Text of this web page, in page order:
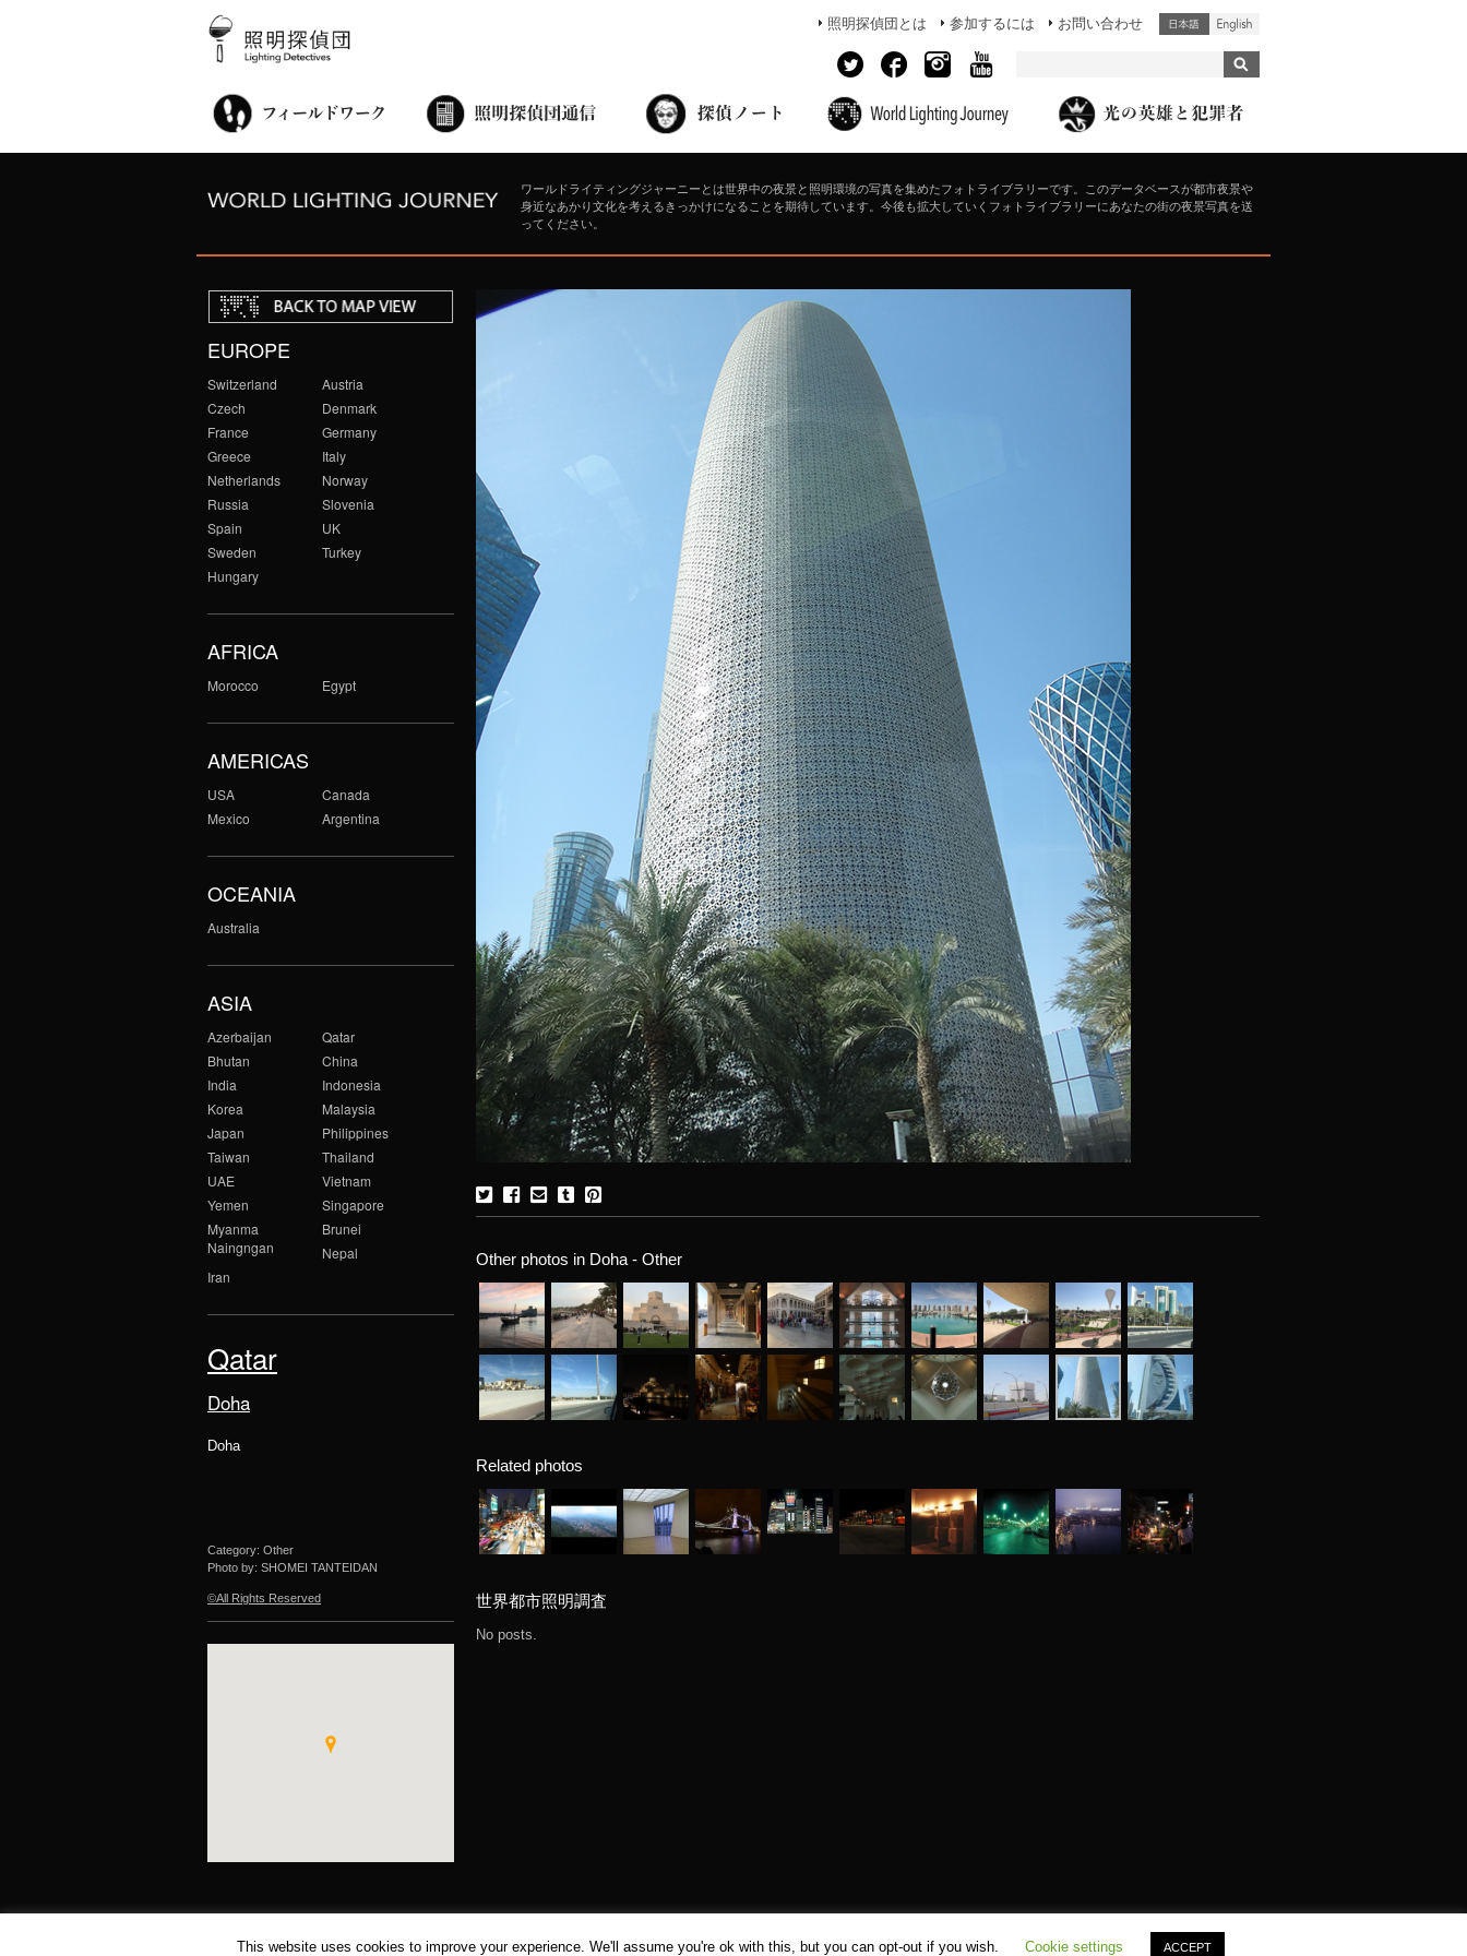
照明探偵団とは 参加するには お問い合わせ
ワールドライティングジャーニーとは世界中の夜景と照明環境の写真を集めたフォトライブラリーです。このデータベースが都市夜景や
身近なあかり文化を考えるきっかけになることを期待しています。今後も拡大していくフォトライブラリーにあなたの街の夜景写真を送
ってください。
EUROPE
Switzerland
Austria
Czech
Denmark
France
Germany
Greece
Italy
Netherlands
Norway
Russia
Slovenia
Spain
UK
Sweden
Turkey
Hungary
AFRICA
Morocco Egypt
AMERICAS
USA
Canada
Mexico
Argentina
OCEANIA
Australia
ASIA
Azerbaijan
Qatar
Bhutan
China
India
Indonesia
Korea
Malaysia
Japan
Philippines
Taiwan
Thailand
UAE
Vietnam
Yemen
Singapore
Myanma
Naingngan
Brunei
Nepal
Iran
Qatar
Doha
Doha
Category: Other
Photo by: SHOMEI TANTEIDAN
©All Rights Reserved
Other photos in Doha - Other
Related photos
世界都市照明調査
No posts.
This website uses cookies to improve your experience. We'll assume you're ok with this, but you can opt-out if you wish. Cookie settings ACCEPT